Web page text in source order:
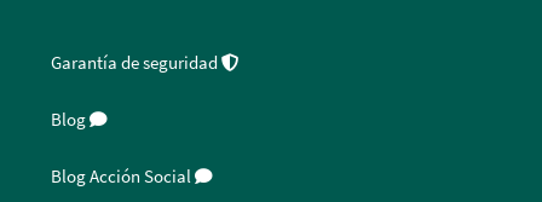
Garantía de seguridad
Blog
Blog Acción Social